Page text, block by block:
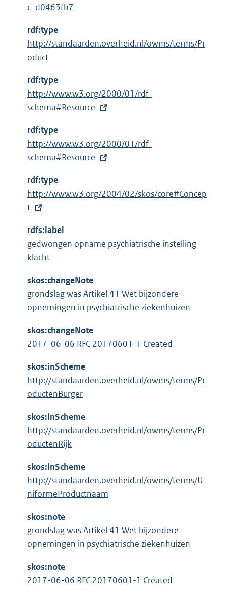
c_d0463fb7
rdf:type
http://standaarden.overheid.nl/owms/terms/Pr
oduct
rdf:type
E
x
e
r
n
l
i
k
:
http://www.w3.org/2000/01/rdf-
schema#Resource
rdf:type
E
x
e
r
n
i
k
:
http://www.w3.org/2000/01/rdf-
schema#Resource
rdf:type
E
x
e
r
n
k
:
http://www.w3.org/2004/02/skos/core#Concep
t
rdfs:label
gedwongen opname psychiatrische instelling
klacht
skos:changeNote
grondslag was Artikel 41 Wet bijzondere
opnemingen in psychiatrische ziekenhuizen
skos:changeNote
2017-06-06 RFC 20170601-1 Created
skos:inScheme
http://standaarden.overheid.nl/owms/terms/Pr
oductenBurger
skos:inScheme
http://standaarden.overheid.nl/owms/terms/Pr
oductenRijk
skos:inScheme
http://standaarden.overheid.nl/owms/terms/U
niformeProductnaam
skos:note
grondslag was Artikel 41 Wet bijzondere
opnemingen in psychiatrische ziekenhuizen
skos:note
2017-06-06 RFC 20170601-1 Created